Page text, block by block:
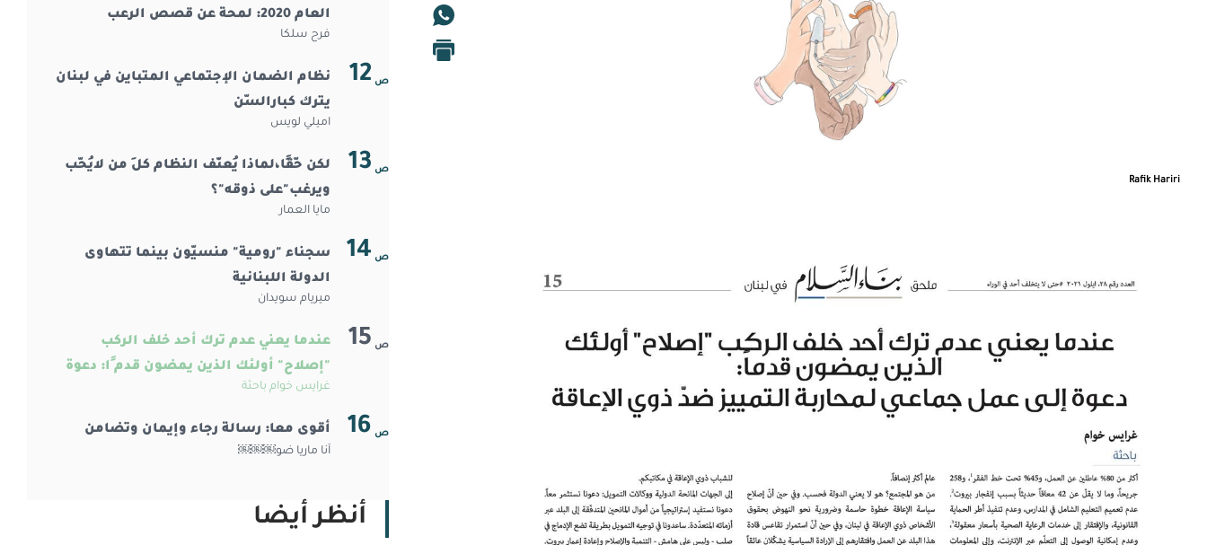
Rafik Hariri
العام 2020:￼￼￼￼￼￼ لمحة عن قصص الرعب
فرح سلكا
ص 12
نظام الضمان الإجتماعي المتباين في لبنان
يترك كبارالسّن
اميلي لويس
ص 13
لكن حّقًا،لماذا يُعنّف النظام كلَ من لايُحّب
ويرغب"على ذوقه"؟
مايا العمار
ص 14
سجناء "رومية" منسيّون بينما تتهاوى
الدولة اللبنانية
ميريام سويدان
ص 15
عندما يعني عدم ترك أحد خلف الركب
"إصلاح" أولئك￼￼￼￼￼￼ الذين يمضون قدم ًا: دعوة
إلى عمل جماعي لمحاربة التمييز ض ّد ذوي
الإعاقة
غرايس خوام باحثة
ص 16 أقوى معا: رسالة رجاء وإيمان وتضامن
آنا ماريا ضو￼￼￼
أنظر أيضا